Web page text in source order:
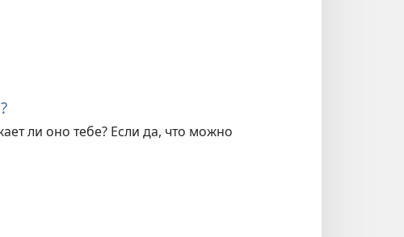
ли оно тебе? Если да, что можно